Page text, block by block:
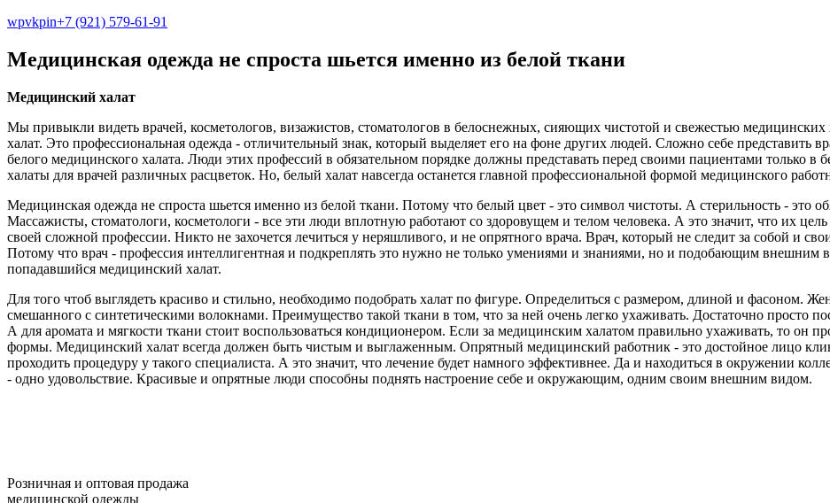
wpvkpin+7 (921) 579-61-91
Медицинская одежда не спроста шьется именно из белой ткани
Медицинский халат
Мы привыкли видеть врачей, косметологов, визажистов, стоматологов в белоснежных, сияющих чистотой и свежестью медицинских
халат. Это профессиональная одежда - отличительный знак, который выделяет его на фоне других людей. Сложно себе представить
белого медицинского халата. Люди этих профессий в обязательном порядке должны представать перед своими пациентами только в
халаты для врачей различных расцветок. Но, белый халат навсегда останется главной профессиональной формой медицинского
Медицинская одежда не спроста шьется именно из белой ткани. Потому что белый цвет - это символ чистоты. А стерильность - это
Массажисты, стоматологи, косметологи - все эти люди вплотную работают со здоровущем и телом человека. А это значит, что их
своей сложной профессии. Никто не захочется лечиться у неряшливого, и не опрятного врача. Врач, который не следит за собой и
Потому что врач - профессия интеллигентная и подкреплять это нужно не только умениями и знаниями, но и подобающим внешним
попадавшийся медицинский халат.
Для того чтоб выглядеть красиво и стильно, необходимо подобрать халат по фигуре. Определиться с размером, длиной и фасоном.
смешанного с синтетическими волокнами. Преимущество такой ткани в том, что за ней очень легко ухаживать. Достаточно
А для аромата и мягкости ткани стоит воспользоваться кондиционером. Если за медицинским халатом правильно ухаживать, то он
формы. Медицинский халат всегда должен быть чистым и выглаженным. Опрятный медицинский работник - это достойное лицо
проходить процедуру у такого специалиста. А это значит, что лечение будет намного эффективнее. Да и находиться в окружении
- одно удовольствие. Красивые и опрятные люди способны поднять настроение себе и окружающим, одним своим внешним видом.
Розничная и оптовая продажа
медицинской одежды